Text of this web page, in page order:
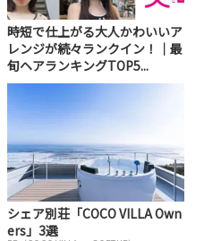
時短で仕上がる大人かわいいア
レンジが続々ランクイン！｜最
旬ヘアランキングTOP5...
シェア別荘「COCO VILLA Own
ers」3選